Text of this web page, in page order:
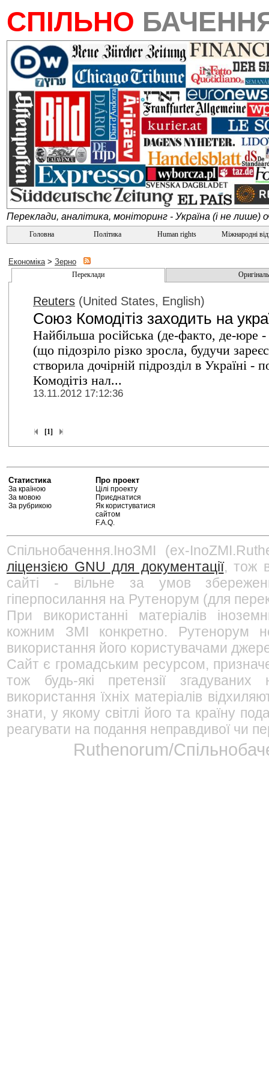
СПІЛЬНО
Переклади, аналітика, моніторинг - Україна (і не лише)
Головна Політика Human rights Міжнародні
Економіка> Зерно
Переклади
Reuters (United States, English)
Союз Комодітіз заходить на
Найбільша російська (де-факто, де-юре
(що підозріло різко зросла, будучи
створила дочірній підрозділ в Україні
Комодітіз нал...
13.11.2012 17:12:36
[1]
Статистика
За країною
За мовою
За рубрикою
Про проект
Цілі проекту
Приєднатися
Як користуватися
сайтом
F.A.Q.
Спільнобачення.ІноЗМІ (ex-
ліцензією GNU для документації, тож
сайті - вільне за умов
гіперпосилання на Рутенорум (для
При використанні матеріалів
кожним ЗМІ конкретно. Рутенорум
використання його користувачами
Сайт є громадським ресурсом,
тож будь-які претензії
використання їхніх матеріалів
знати, у якому світлі його та країну
реагувати на подання неправдивої чи
Ruthenorum/